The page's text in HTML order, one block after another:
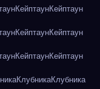
КейптаунКейптаун
КейптаунКейптаун
КейптаунКейптаун
КлубникаКлубника